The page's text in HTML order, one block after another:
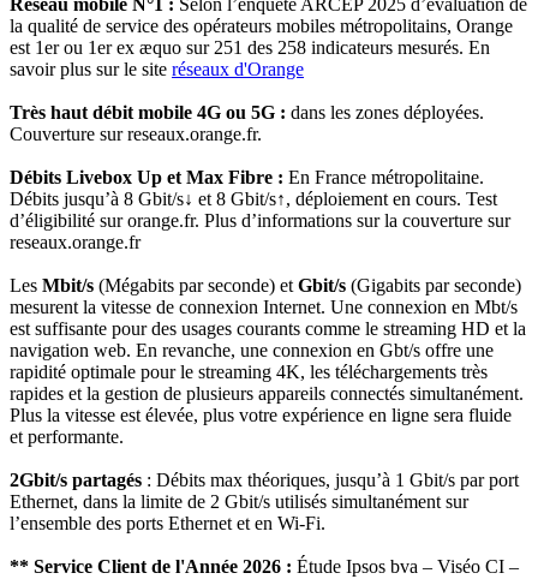
la qualité de service des opérateurs mobiles métropolitains, Orange
est 1er ou 1er ex æquo sur 251 des 258 indicateurs mesurés. En
savoir plus sur le site réseaux d'Orange
Très haut débit mobile 4G ou 5G : dans les zones déployées.
Couverture sur reseaux.orange.fr.
Débits Livebox Up et Max Fibre : En France métropolitaine.
Débits jusqu’à 8 Gbit/s↓ et 8 Gbit/s↑, déploiement en cours. Test
d’éligibilité sur orange.fr. Plus d’informations sur la couverture sur
reseaux.orange.fr
Les Mbit/s (Mégabits par seconde) et Gbit/s (Gigabits par seconde)
mesurent la vitesse de connexion Internet. Une connexion en Mbt/s
est suffisante pour des usages courants comme le streaming HD et la
navigation web. En revanche, une connexion en Gbt/s offre une
rapidité optimale pour le streaming 4K, les téléchargements très
rapides et la gestion de plusieurs appareils connectés simultanément.
Plus la vitesse est élevée, plus votre expérience en ligne sera fluide
et performante.
2Gbit/s partagés : Débits max théoriques, jusqu’à 1 Gbit/s par port
Ethernet, dans la limite de 2 Gbit/s utilisés simultanément sur
l’ensemble des ports Ethernet et en Wi-Fi.
** Service Client de l'Année 2026 : Étude Ipsos bva – Viséo CI –